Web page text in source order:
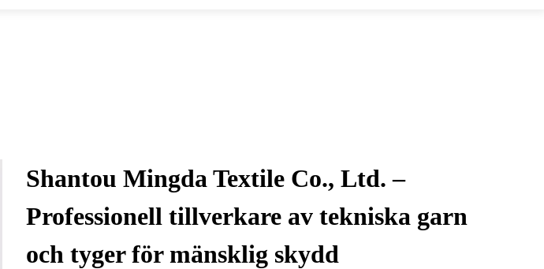
Shantou Mingda Textile Co., Ltd. –
Professionell tillverkare av tekniska garn
och tyger för mänsklig skydd